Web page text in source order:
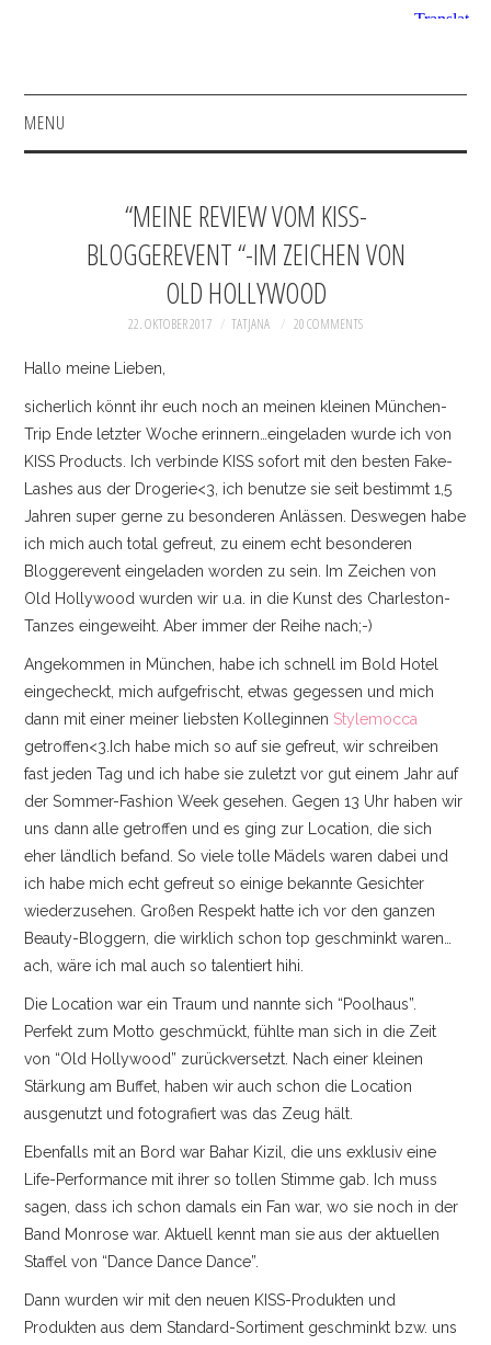
MENU
ACCESSOIRES
BAGS
BEAUTY
DRESSES & ONESIES
JACKETS & COATS
INTERIOR
JEWELLERY
KNITWEAR
PANTS & DENIM
SHOES
SHIRTS & BLOUSES
SKIRTS
INSTAGRAM
FACEBOOK
KONTAKT
IMPRESSUM
“MEINE REVIEW VOM KISS-
BLOGGEREVENT “-IM ZEICHEN VON
OLD HOLLYWOOD
22. OKTOBER 2017 TATJANA 20 COMMENTS
Hallo meine Lieben,
sicherlich könnt ihr euch noch an meinen kleinen München-
Trip Ende letzter Woche erinnern…eingeladen wurde ich von
KISS Products. Ich verbinde KISS sofort mit den besten Fake-
Lashes aus der Drogerie<3, ich benutze sie seit bestimmt 1,5
Jahren super gerne zu besonderen Anlässen. Deswegen habe
ich mich auch total gefreut, zu einem echt besonderen
Bloggerevent eingeladen worden zu sein. Im Zeichen von
Old Hollywood wurden wir u.a. in die Kunst des Charleston-
Tanzes eingeweiht. Aber immer der Reihe nach;-)
Angekommen in München, habe ich schnell im Bold Hotel
eingecheckt, mich aufgefrischt, etwas gegessen und mich
dann mit einer meiner liebsten Kolleginnen Stylemocca
getroffen<3.Ich habe mich so auf sie gefreut, wir schreiben
fast jeden Tag und ich habe sie zuletzt vor gut einem Jahr auf
der Sommer-Fashion Week gesehen. Gegen 13 Uhr haben wir
uns dann alle getroffen und es ging zur Location, die sich
eher ländlich befand. So viele tolle Mädels waren dabei und
ich habe mich echt gefreut so einige bekannte Gesichter
wiederzusehen. Großen Respekt hatte ich vor den ganzen
Beauty-Bloggern, die wirklich schon top geschminkt waren…
ach, wäre ich mal auch so talentiert hihi.
Die Location war ein Traum und nannte sich “Poolhaus”.
Perfekt zum Motto geschmückt, fühlte man sich in die Zeit
von “Old Hollywood” zurückversetzt. Nach einer kleinen
Stärkung am Buffet, haben wir auch schon die Location
ausgenutzt und fotografiert was das Zeug hält.
Ebenfalls mit an Bord war Bahar Kizil, die uns exklusiv eine
Life-Performance mit ihrer so tollen Stimme gab. Ich muss
sagen, dass ich schon damals ein Fan war, wo sie noch in der
Band Monrose war. Aktuell kennt man sie aus der aktuellen
Staffel von “Dance Dance Dance”.
Dann wurden wir mit den neuen KISS-Produkten und
Produkten aus dem Standard-Sortiment geschminkt bzw. uns